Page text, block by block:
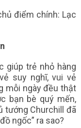
điểm chính: Lạc
giúp trẻ nhỏ hàng
suy nghĩ, vui vẻ
mỗi ngày đều thật
bạn bè quý mến,
tướng Churchill đã
ngốc” ra sao?